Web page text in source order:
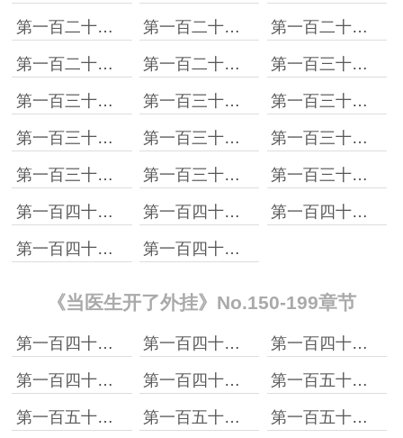
第一百二十五章：天才为什么都喜欢去急诊！ 第一百二十六章：这绝对被美图秀秀修过！ 第一百二十七章：陈沧是谁？
第一百二十八章：都等你了！ 第一百二十九章：我的持针钳 第一百三十章：张队长，谢谢您！
第一百三十一章：小陈去哪儿了 第一百三十二章：研究生？？ 第一百三十三章：好感度还有负数！
第一百三十四章：突破大师级 第一百三十五章：我以前做的是假手术吧！ 第一百三十六章：此段波非彼段波
第一百三十七章：不让你来，你非要来！ 第一百三十八章：你学医可是太可惜了！ 第一百三十九章：人努力的目的是为了什么？
第一百四十章：一辈子只能见一次的王级阑尾怪！ 第一百四十一章：大爆了 第一百四十二章：静脉穿刺置管术！
第一百四十三章：我们真的这么差吗？ 第一百四十四章：有人看上秦悦了
《当医生开了外挂》No.150-199章节
第一百四十五章：遇到变态怎么办？ 第一百四十六章：升级到20级了！ 第一百四十七章：转职系统激活！
第一百四十八章：不好意思，认错人了！ 第一百四十九章：百万富翁的机会！ 第一百五十章：福袋任务！
第一百五十一章：师徒系统激活！ 第一百五十二章：出师礼包 第一百五十三章：特殊情况